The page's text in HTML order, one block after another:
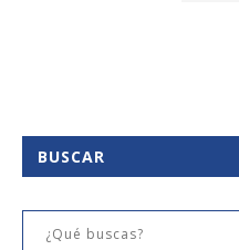
BUSCAR